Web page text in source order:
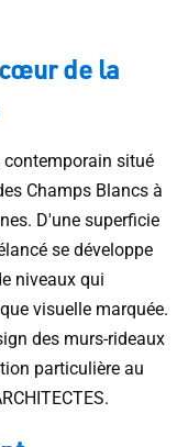
de la
contemporain situé
Champs Blancs à
D'une superficie
se développe
niveaux qui
visuelle marquée.
des murs-rideaux
particulière au